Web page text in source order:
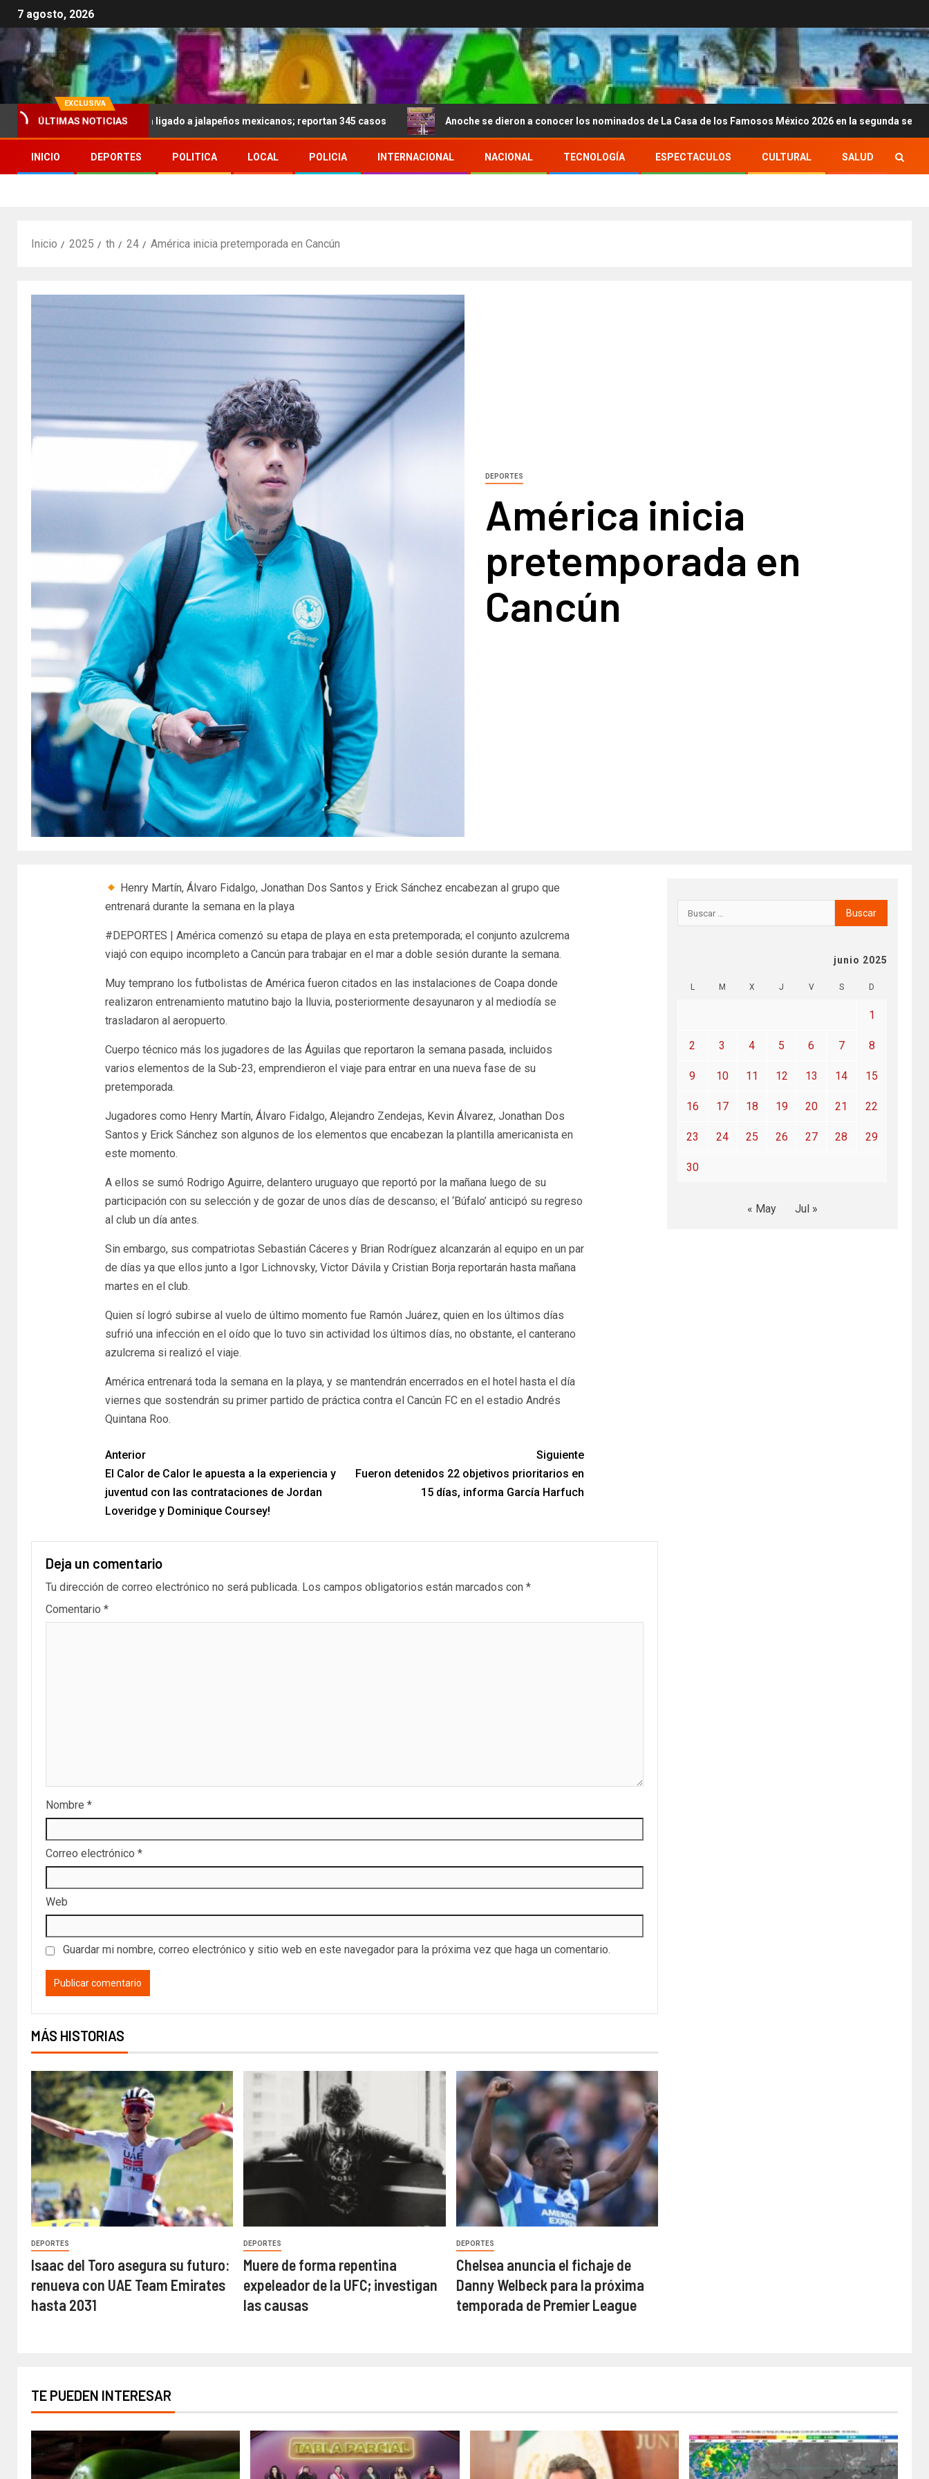
7 agosto, 2026
EXCLUSIVA
ÚLTIMAS NOTICIAS
de salmonela ligado a jalapeños mexicanos; reportan 345 casos Anoche se dieron a conocer los nominados de La Casa de los Famosos México 2026 en la segunda semana
INICIO DEPORTES POLITICA LOCAL POLICIA INTERNACIONAL NACIONAL TECNOLOGÍA ESPECTACULOS CULTURAL SALUD
Inicio 2025 th 24 América inicia pretemporada en Cancún
DEPORTES
América inicia
pretemporada en
Cancún
Henry Martín, Álvaro Fidalgo, Jonathan Dos Santos y Erick Sánchez encabezan al grupo que
entrenará durante la semana en la playa
#DEPORTES | América comenzó su etapa de playa en esta pretemporada; el conjunto azulcrema
viajó con equipo incompleto a Cancún para trabajar en el mar a doble sesión durante la semana.
Muy temprano los futbolistas de América fueron citados en las instalaciones de Coapa donde
realizaron entrenamiento matutino bajo la lluvia, posteriormente desayunaron y al mediodía se
trasladaron al aeropuerto.
Cuerpo técnico más los jugadores de las Águilas que reportaron la semana pasada, incluidos
varios elementos de la Sub-23, emprendieron el viaje para entrar en una nueva fase de su
pretemporada.
Jugadores como Henry Martín, Álvaro Fidalgo, Alejandro Zendejas, Kevin Álvarez, Jonathan Dos
Santos y Erick Sánchez son algunos de los elementos que encabezan la plantilla americanista en
este momento.
A ellos se sumó Rodrigo Aguirre, delantero uruguayo que reportó por la mañana luego de su
participación con su selección y de gozar de unos días de descanso; el ‘Búfalo’ anticipó su regreso
al club un día antes.
Sin embargo, sus compatriotas Sebastián Cáceres y Brian Rodríguez alcanzarán al equipo en un par
de días ya que ellos junto a Igor Lichnovsky, Victor Dávila y Cristian Borja reportarán hasta mañana
martes en el club.
Quien sí logró subirse al vuelo de último momento fue Ramón Juárez, quien en los últimos días
sufrió una infección en el oído que lo tuvo sin actividad los últimos días, no obstante, el canterano
azulcrema si realizó el viaje.
América entrenará toda la semana en la playa, y se mantendrán encerrados en el hotel hasta el día
viernes que sostendrán su primer partido de práctica contra el Cancún FC en el estadio Andrés
Quintana Roo.
Anterior
El Calor de Calor le apuesta a la experiencia y
juventud con las contrataciones de Jordan
Loveridge y Dominique Coursey!
Siguiente
Fueron detenidos 22 objetivos prioritarios en
15 días, informa García Harfuch
Deja un comentario
Tu dirección de correo electrónico no será publicada. Los campos obligatorios están marcados con *
Comentario *
Nombre *
Correo electrónico *
Web
Guardar mi nombre, correo electrónico y sitio web en este navegador para la próxima vez que haga un comentario.
MÁS HISTORIAS
DEPORTES
Isaac del Toro asegura su futuro:
renueva con UAE Team Emirates
hasta 2031
DEPORTES
Muere de forma repentina
expeleador de la UFC; investigan
las causas
DEPORTES
Chelsea anuncia el fichaje de
Danny Welbeck para la próxima
temporada de Premier League
junio 2025
L M X J V S D
1
2 3 4 5 6 7 8
9 10 11 12 13 14 15
16 17 18 19 20 21 22
23 24 25 26 27 28 29
30
« May Jul »
TE PUEDEN INTERESAR